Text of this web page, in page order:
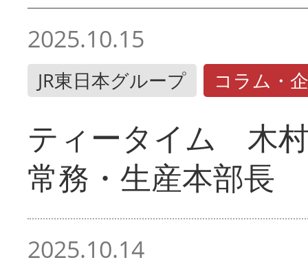
2025.10.15
JR東日本グループ コラム・
ティータイム 木
常務・生産本部長
2025.10.14